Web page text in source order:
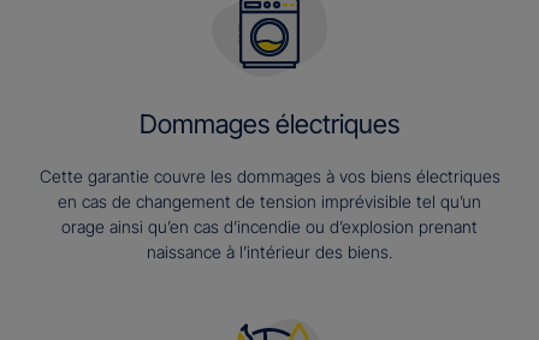
Dommages électriques
Cette garantie couvre les dommages à vos biens électriques
en cas de changement de tension imprévisible tel qu’un
orage ainsi qu’en cas d’incendie ou d’explosion prenant
naissance à l’intérieur des biens.